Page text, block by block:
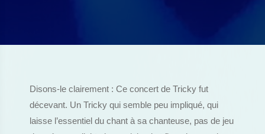
Disons-le clairement : Ce concert de Tricky fut
décevant. Un Tricky qui semble peu impliqué, qui
laisse l’essentiel du chant à sa chanteuse, pas de jeu